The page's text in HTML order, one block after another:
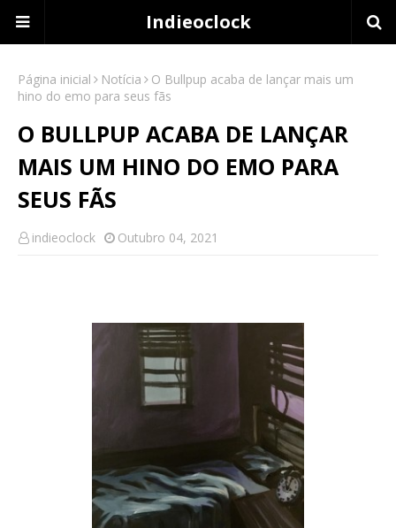
Indieoclock
Página inicial Notícia
O Bullpup acaba de lançar mais um
hino do emo para seus fãs
O BULLPUP ACABA DE LANÇAR
MAIS UM HINO DO EMO PARA
SEUS FÃS
indieoclock Outubro 04, 2021